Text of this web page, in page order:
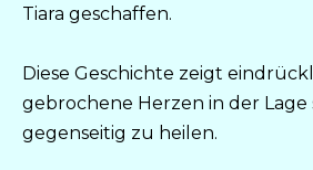
Tiara geschaffen.
Diese Geschichte zeigt
gebrochene Herzen in der Lage
gegenseitig zu heilen.